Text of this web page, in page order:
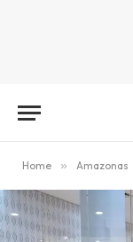
Home » Amazonas